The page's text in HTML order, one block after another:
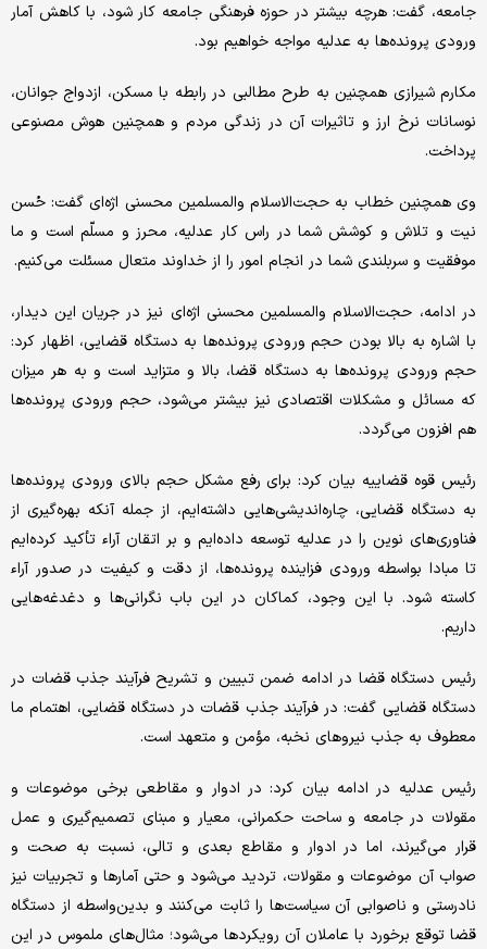
جامعه، گفت: هرچه بیشتر در حوزه فرهنگی جامعه کار شود، با کاهش آمار
ورودی پرونده‌ها به عدلیه مواجه خواهیم بود.
مکارم شیرازی همچنین به طرح مطالبی در رابطه با مسکن، ازدواج جوانان،
نوسانات نرخ ارز و تاثیرات آن در زندگی مردم و همچنین هوش مصنوعی
پرداخت.
وی همچنین خطاب به حجت‌الاسلام والمسلمین محسنی اژه‌ای گفت: حُسن
نیت و تلاش و کوشش شما در راس کار عدلیه، محرز و مسلّم است و ما
موفقیت و سربلندی شما در انجام امور را از خداوند متعال مسئلت می‌کنیم.
در ادامه،‌ حجت‌الاسلام والمسلمین محسنی اژه‌ای نیز در جریان این دیدار،
با اشاره به بالا بودن حجم ورودی پرونده‌ها به دستگاه قضایی، اظهار کرد:
حجم ورودی پرونده‌ها به دستگاه قضا، بالا و متزاید است و به هر میزان
که مسائل و مشکلات اقتصادی نیز بیشتر می‌شود، حجم ورودی پرونده‌ها
هم افزون می‌گردد.
رئیس قوه قضاییه بیان کرد: برای رفع مشکل حجم بالای ورودی پرونده‌ها
به دستگاه قضایی، چاره‌اندیشی‌هایی داشته‌ایم، از جمله آنکه بهره‌گیری از
فناوری‌های نوین را در عدلیه توسعه داده‌ایم و بر اتقان آراء تأکید کرده‌ایم
تا مبادا بواسطه ورودی فزاینده پرونده‌ها، از دقت و کیفیت در صدور آراء
کاسته شود. با این وجود، کماکان در این باب نگرانی‌ها و دغدغه‌هایی
داریم.
رئیس دستگاه قضا در ادامه ضمن تبیین و تشریح فرآیند جذب قضات در
دستگاه قضایی گفت: در فرآیند جذب قضات در دستگاه قضایی، اهتمام ما
معطوف به جذب نیروهای نخبه، مؤمن و متعهد است.
رئیس عدلیه در ادامه بیان کرد: در ادوار و مقاطعی برخی موضوعات و
مقولات در جامعه و ساحت حکمرانی، معیار و مبنای تصمیم‌گیری و عمل
قرار می‌گیرند، اما در ادوار و مقاطع بعدی و تالی، نسبت به صحت و
صواب آن موضوعات و مقولات، تردید می‌شود و حتی آمارها و تجربیات نیز
نادرستی و ناصوابی آن سیاست‌ها را ثابت می‌کنند و بدین‌واسطه از دستگاه
قضا توقع برخورد با عاملان آن رویکردها می‌شود؛ مثال‌های ملموس در این